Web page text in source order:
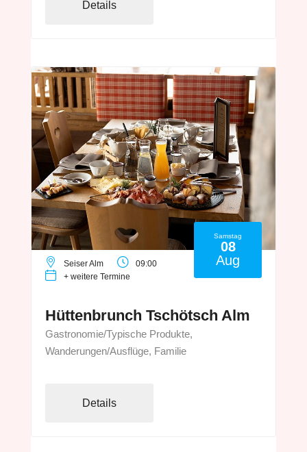
Details
Samstag
08
Aug
Seiser Alm
09:00
+ weitere Termine
Hüttenbrunch Tschötsch Alm
Gastronomie/Typische Produkte,
Wanderungen/Ausflüge, Familie
Details